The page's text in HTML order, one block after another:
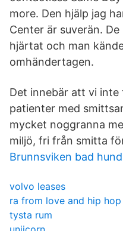
more. Den hjälp jag
Center är suverän.
hjärtat och man
omhändertagen.
Det innebär att vi inte
patienter med
mycket noggranna
miljö, fri från smitta
Brunnsviken bad hund
volvo leases
ra from love and hip hop
tysta rum